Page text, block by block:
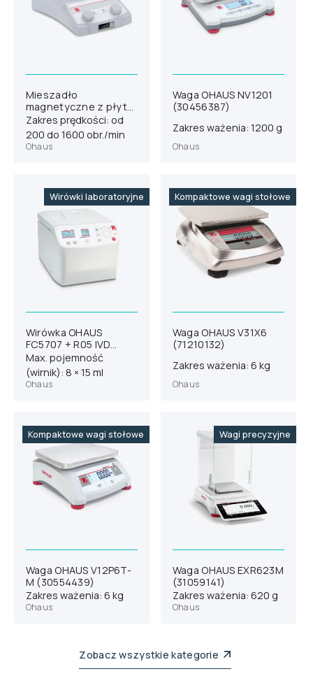
Mieszadło
magnetyczne z płytą
grzejną OHAUS e-
G21HSRDS
(30680269)
Zakres prędkości: od
200 do 1600 obr./min
Ohaus
Waga OHAUS NV1201
(30456387)
Zakres ważenia: 1200 g
Ohaus
Wirówki laboratoryjne
Wirówka OHAUS
FC5707 + R05 IVD
(83041573)
Max. pojemność
(wirnik): 8 × 15 ml
Ohaus
Kompaktowe wagi stołowe
Waga OHAUS V31X6
(71210132)
Zakres ważenia: 6 kg
Ohaus
Kompaktowe wagi stołowe
Waga OHAUS V12P6T-
M (30554439)
Zakres ważenia: 6 kg
Ohaus
Wagi precyzyjne
Waga OHAUS EXR623M
(31059141)
Zakres ważenia: 620 g
Ohaus
Zobacz wszystkie kategorie